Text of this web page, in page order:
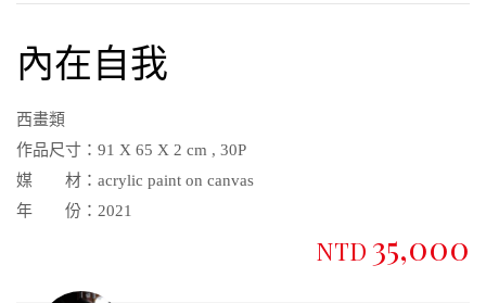
內在自我
西畫類
作品尺寸： 91 X 65 X 2 cm , 30P
媒 材： acrylic paint on canvas
年 份： 2021
NTD 35,000